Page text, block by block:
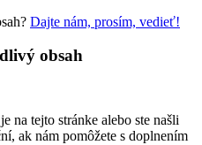
Dajte nám, prosím, vedieť!
obsah
na tejto stránke alebo ste našli
ak nám pomôžete s doplnením